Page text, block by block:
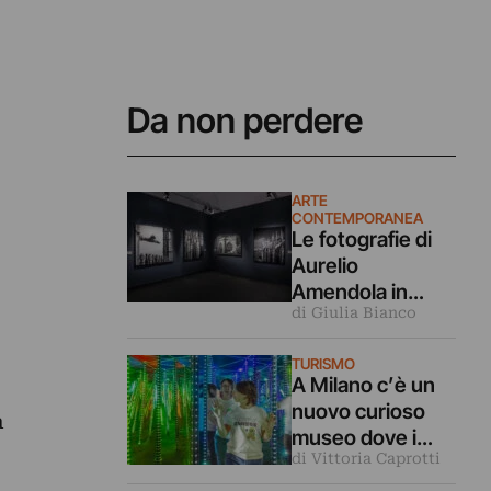
Da non perdere
ARTE
CONTEMPORANEA
Le fotografie di
Aurelio
Amendola in
dialogo coi
dell’arte in
mostra a Milano
di Giulia Bianco
TURISMO
A Milano c’è un
nuovo curioso
museo dove i
nostri cinque
di Vittoria Caprotti